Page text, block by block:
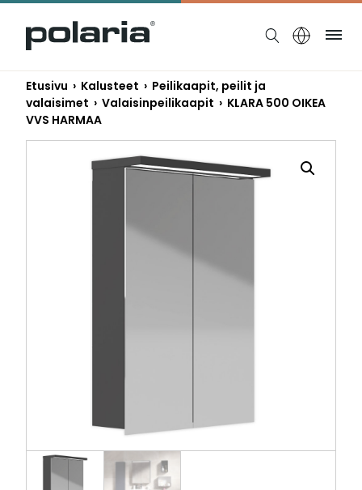
https://polaria.fi/name
Etusivu › Kalusteet › Peilikaapit, peilit ja
valaisimet › Valaisinpeilikaapit › KLARA 500 OIKEA
VVS HARMAA